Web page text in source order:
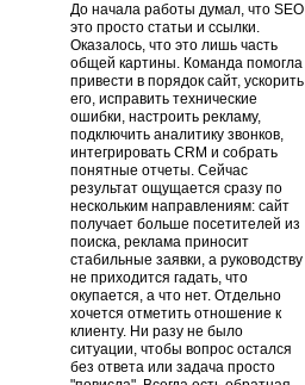
До начала работы думал, что SEO
это просто статьи и ссылки.
Оказалось, что это лишь часть
общей картины. Команда помогла
привести в порядок сайт, ускорить
его, исправить технические
ошибки, настроить рекламу,
подключить аналитику звонков,
интегрировать CRM и собрать
понятные отчеты. Сейчас
результат ощущается сразу по
нескольким направлениям: сайт
получает больше посетителей из
поиска, реклама приносит
стабильные заявки, а руководству
не приходится гадать, что
окупается, а что нет. Отдельно
хочется отметить отношение к
клиенту. Ни разу не было
ситуации, чтобы вопрос остался
без ответа или задача просто